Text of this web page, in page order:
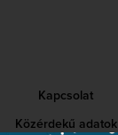
Kapcsolat
Közérdekű adatok